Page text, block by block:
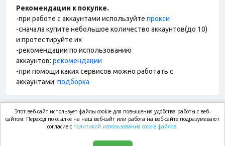
Рекомендации к покупке.
-при работе с аккаунтами используйте прокси
-сначала купите небольшое количество аккаунтов(до 10)
и протестируйте их
-рекомендации по использованию
аккаунтов: рекомендации
-при помощи каких сервисов можно работать с
аккаунтами: подборка
market.com
Этот веб-сайт использует файлы cookie для повышения удобства работы с веб-
сайтом. Переход по ссылке на наш веб-сайт или работа на веб-сайте подразумевают
согласие с политикой использования cookie файлов.